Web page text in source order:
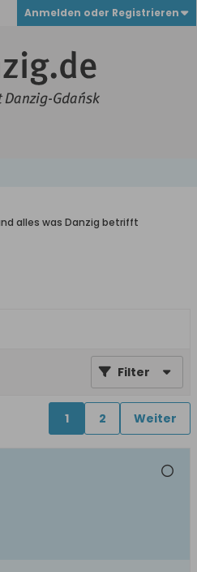
Anmelden oder Registrieren
alles was Danzig betrifft
Filter
1 2 Weiter